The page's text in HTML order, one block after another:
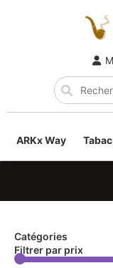
ARKx Way
Catégories
Filtrer par prix